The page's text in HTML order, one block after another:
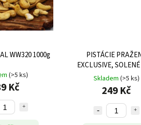
WW320 1000g
(>5 ks)
Kč
PISTÁCIE
EXCLUSIVE,
Skladem (>5 ks)
249 Kč